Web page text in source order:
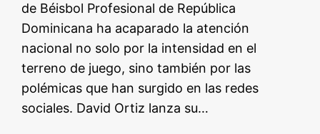
de Béisbol Profesional de República
Dominicana ha acaparado la atención
nacional no solo por la intensidad en el
terreno de juego, sino también por las
polémicas que han surgido en las redes
sociales. David Ortiz lanza su…